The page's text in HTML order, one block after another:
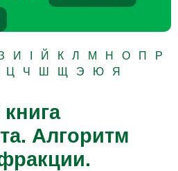
И Й К Л М Н О П
Р
Ц Ч Ш Щ Э Ю Я
Алгоритм